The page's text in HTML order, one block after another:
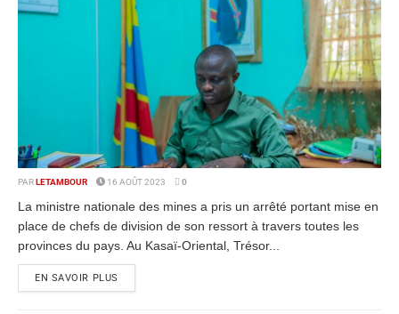
PAR LETAMBOUR 16 AOÛT 2023 0
La ministre nationale des mines a pris un arrêté portant mise en
place de chefs de division de son ressort à travers toutes les
provinces du pays. Au Kasaï-Oriental, Trésor...
EN SAVOIR PLUS